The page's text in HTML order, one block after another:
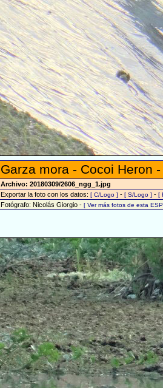
Garza mora - Cocoi Heron
Archivo: 20180309/2606_ngg_1.jpg
Exportar la foto con los datos: [ C/Logo ] - [ S/Logo ] - [
Fotógrafo: Nicolás Giorgio - [ Ver más fotos de esta